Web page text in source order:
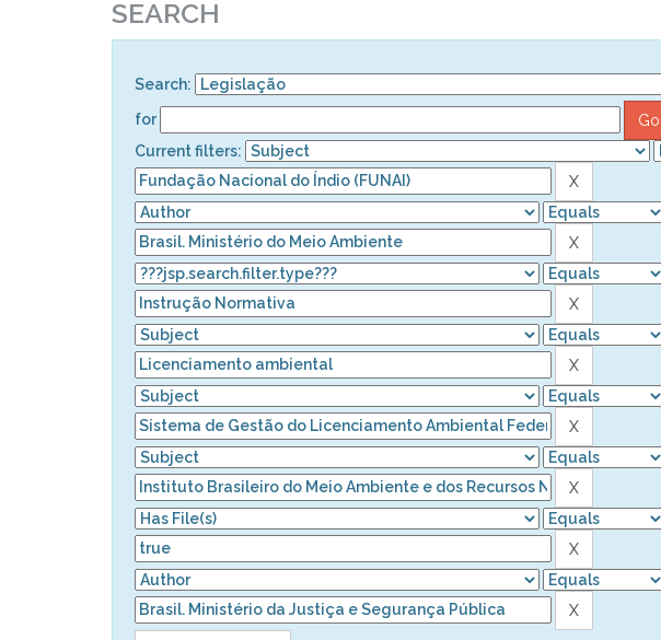
SEARCH
Search:
for
Current filters: